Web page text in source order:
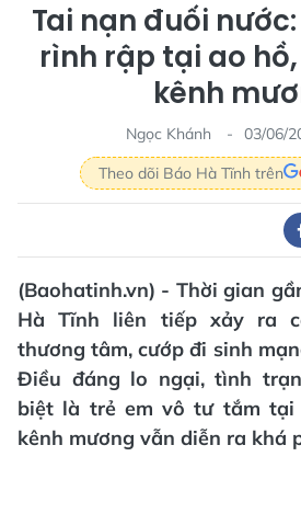
Tai nạn đuối
rình rập tại ao
kênh
Ngọc Khánh
03/06/
Theo dõi Báo Hà Tĩnh trên
(Baohatinh.vn) - Thời gian
Hà Tĩnh liên tiếp xảy ra
thương tâm, cướp đi sinh
Điều đáng lo ngại, tình
biệt là trẻ em vô tư tắm tại
kênh mương vẫn diễn ra khá